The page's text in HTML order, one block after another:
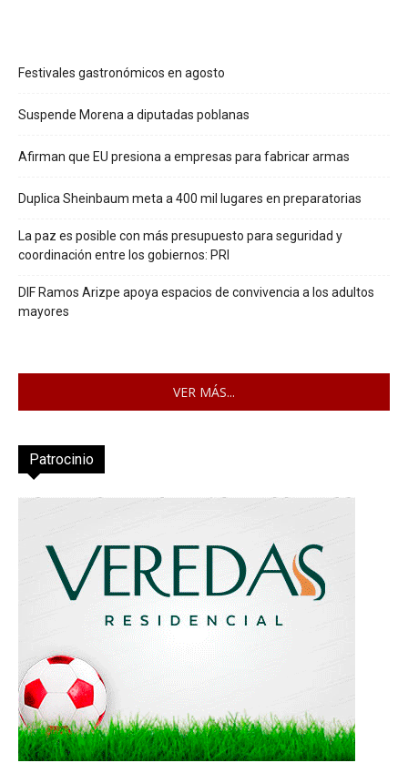
Festivales gastronómicos en agosto
Suspende Morena a diputadas poblanas
Afirman que EU presiona a empresas para fabricar armas
Duplica Sheinbaum meta a 400 mil lugares en preparatorias
La paz es posible con más presupuesto para seguridad y
coordinación entre los gobiernos: PRI
DIF Ramos Arizpe apoya espacios de convivencia a los adultos
mayores
VER MÁS...
Patrocinio